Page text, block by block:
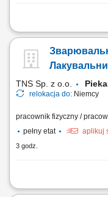
Twoje codzienne zadania
Diagnozować i usuwać
mechanicznych;
TNS Sp. z o.o.
relokacja do: Niemcy
pracownik fizyczny /
pełny etat
aplikuj
3 godz.
ЗВАРЮВАЛЬНИКИ -